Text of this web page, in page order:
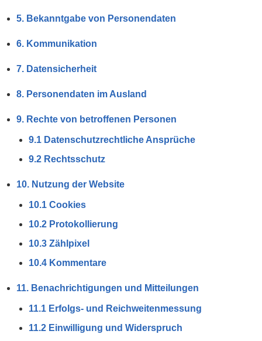
5. Bekanntgabe von Personen­daten
6. Kommunikation
7. Daten­sicherheit
8. Personen­daten im Ausland
9. Rechte von betroffenen Personen
9.1 Daten­schutz­rechtliche Ansprüche
9.2 Rechtsschutz
10. Nutzung der Website
10.1 Cookies
10.2 Protokollierung
10.3 Zählpixel
10.4 Kommentare
11. Benach­richti­gungen und Mit­teilungen
11.1 Erfolgs- und Reichweiten­messung
11.2 Einwilligung und Wider­spruch